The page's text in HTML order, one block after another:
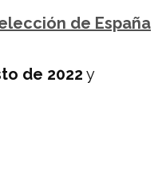
de España
de 2022 y